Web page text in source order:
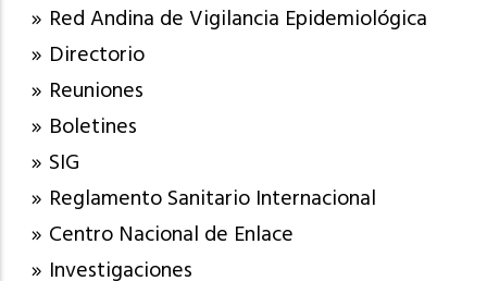
Red Andina de Vigilancia Epidemiológica
Directorio
Reuniones
Boletines
SIG
Reglamento Sanitario Internacional
Centro Nacional de Enlace
Investigaciones